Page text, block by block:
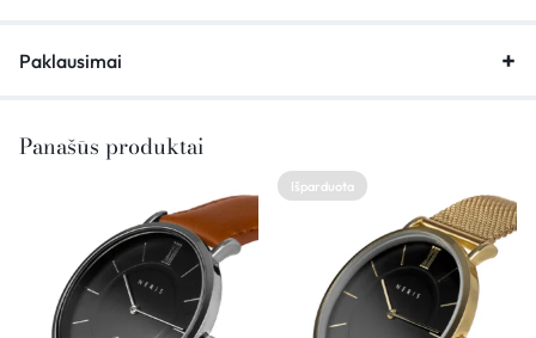
Paklausimai
Panašūs produktai
Išparduota